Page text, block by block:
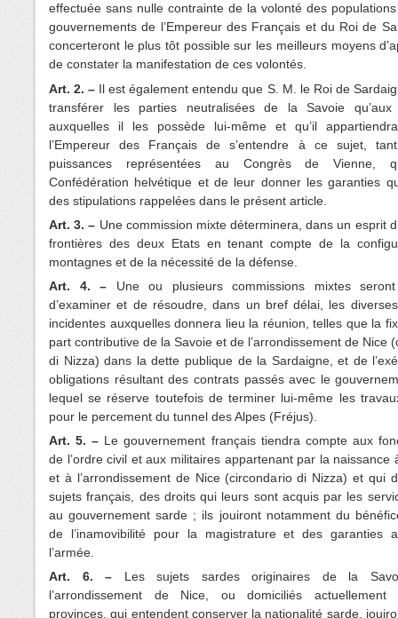
effectuée sans nulle contrainte de la volonté des
gouvernements de l’Empereur des Français et du Roi de
concerteront le plus tôt possible sur les meilleurs moyens
de constater la manifestation de ces volontés.
Art. 2. – Il est également entendu que S. M. le Roi de
transférer les parties neutralisées de la Savoie qu’aux
auxquelles il les possède lui-même et qu’il
l’Empereur des Français de s’entendre à ce sujet,
puissances représentées au Congrès de Vienne,
Confédération helvétique et de leur donner les garanties
des stipulations rappelées dans le présent article.
Art. 3. – Une commission mixte déterminera, dans un esprit
frontières des deux Etats en tenant compte de la
montagnes et de la nécessité de la défense.
Art. 4. – Une ou plusieurs commissions mixtes
d’examiner et de résoudre, dans un bref délai, les
incidentes auxquelles donnera lieu la réunion, telles que la
part contributive de la Savoie et de l’arrondissement de Nice
di Nizza) dans la dette publique de la Sardaigne, et de
obligations résultant des contrats passés avec le
lequel se réserve toutefois de terminer lui-même les
pour le percement du tunnel des Alpes (Fréjus).
Art. 5. – Le gouvernement français tiendra compte aux
de l’ordre civil et aux militaires appartenant par la naissance
et à l’arrondissement de Nice (circondario di Nizza) et qui
sujets français, des droits qui leurs sont acquis par les
au gouvernement sarde ; ils jouiront notamment du
de l’inamovibilité pour la magistrature et des garanties
l’armée.
Art. 6. – Les sujets sardes originaires de la
l’arrondissement de Nice, ou domiciliés
provinces, qui entendent conserver la nationalité sarde,